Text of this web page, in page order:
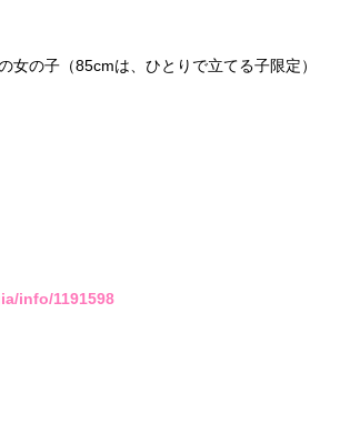
女の子（85cmは、ひとりで立てる子限定）
info/1191598